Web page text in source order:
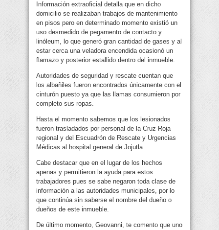
Información extraoficial detalla que en dicho
domicilio se realizaban trabajos de mantenimiento
en pisos pero en determinado momento existió un
uso desmedido de pegamento de contacto y
linóleum, lo que generó gran cantidad de gases y al
estar cerca una veladora encendida ocasionó un
flamazo y posterior estallido dentro del inmueble.
Autoridades de seguridad y rescate cuentan que
los albañiles fueron encontrados únicamente con el
cinturón puesto ya que las llamas consumieron por
completo sus ropas.
Hasta el momento sabemos que los lesionados
fueron trasladados por personal de la Cruz Roja
regional y del Escuadrón de Rescate y Urgencias
Médicas al hospital general de Jojutla.
Cabe destacar que en el lugar de los hechos
apenas y permitieron la ayuda para estos
trabajadores pues se sabe negaron toda clase de
información a las autoridades municipales, por lo
que continúa sin saberse el nombre del dueño o
dueños de este inmueble.
De último momento, Geovanni, te comento que uno